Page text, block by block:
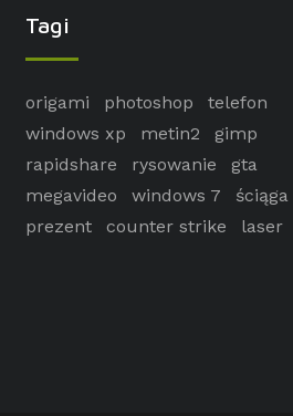
Tagi
origami photoshop
telefon
windows xp
metin2
gimp
rapidshare
rysowanie
gta
megavideo
windows 7
ściąga
prezent
counter strike laser